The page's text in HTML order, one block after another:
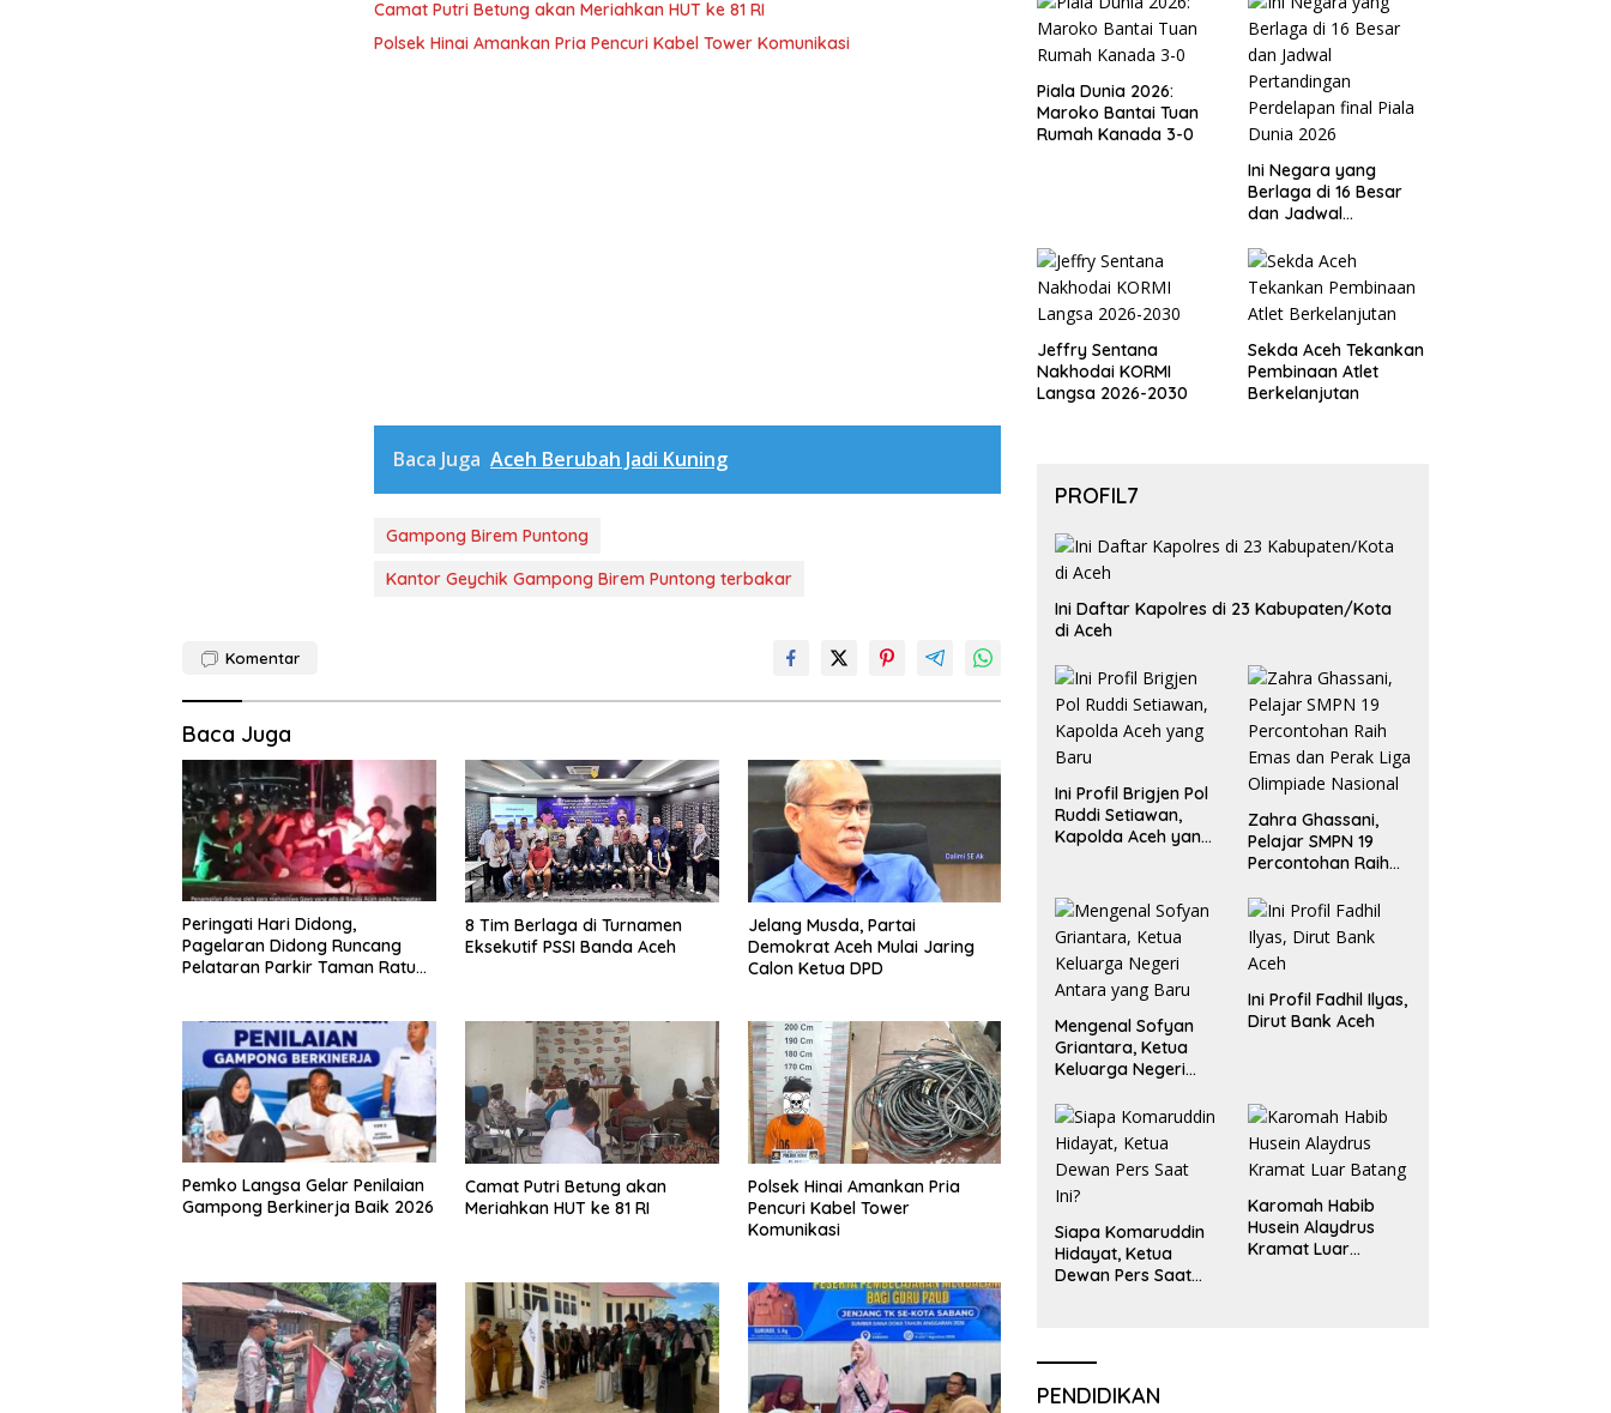
Camat Putri Betung akan Meriahkan HUT ke 81 RI
Polsek Hinai Amankan Pria Pencuri Kabel Tower Komunikasi
Baca Juga Aceh Berubah Jadi Kuning
Gampong Birem Puntong
Kantor Geychik Gampong Birem Puntong terbakar
Komentar
Baca Juga
Peringati Hari Didong,
Pagelaran Didong Runcang
Pelataran Parkir Taman Ratu
8 Tim Berlaga di Turnamen
Eksekutif PSSI Banda Aceh
Jelang Musda, Partai
Demokrat Aceh Mulai Jaring
Calon Ketua DPD
Pemko Langsa Gelar Penilaian
Gampong Berkinerja Baik 2026
Camat Putri Betung akan
Meriahkan HUT ke 81 RI
Polsek Hinai Amankan Pria
Pencuri Kabel Tower
Komunikasi
Piala Dunia 2026:
Maroko Bantai Tuan
Rumah Kanada 3-0
Ini Negara yang
Berlaga di 16 Besar
dan Jadwal
Perdelapan final Piala
Dunia 2026
Jeffry Sentana
Nakhodai KORMI
Langsa 2026-2030
Sekda Aceh Tekankan
Pembinaan Atlet
Berkelanjutan
PROFIL7
Ini Daftar Kapolres di 23 Kabupaten/Kota
di Aceh
Ini Profil Brigjen Pol
Ruddi Setiawan,
Kapolda Aceh yang
Zahra Ghassani,
Pelajar SMPN 19
Percontohan Raih
Liga Olimpiade
Nasional
Mengenal Sofyan
Griantara, Ketua
Keluarga Negeri
Ini Profil Fadhil Ilyas,
Dirut Bank Aceh
Siapa Komaruddin
Hidayat, Ketua
Dewan Pers Saat
Karomah Habib
Husein Alaydrus
Kramat Luar
PENDIDIKAN